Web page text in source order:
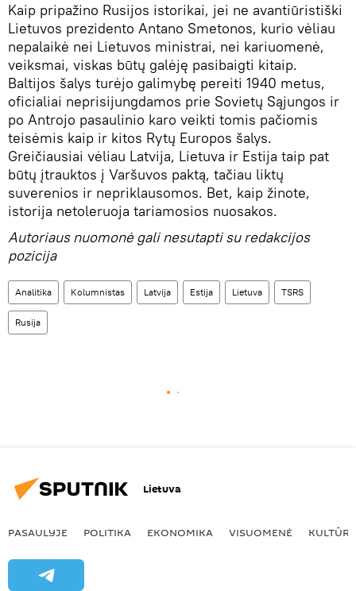
Kaip pripažino Rusijos istorikai, jei ne avantiūristiški
Lietuvos prezidento Antano Smetonos, kurio vėliau
nepalaikė nei Lietuvos ministrai, nei kariuomenė,
veiksmai, viskas būtų galėję pasibaigti kitaip.
Baltijos šalys turėjo galimybę pereiti 1940 metus,
oficialiai neprisijungdamos prie Sovietų Sąjungos ir
po Antrojo pasaulinio karo veikti tomis pačiomis
teisėmis kaip ir kitos Rytų Europos šalys.
Greičiausiai vėliau Latvija, Lietuva ir Estija taip pat
būtų įtrauktos į Varšuvos paktą, tačiau liktų
suverenios ir nepriklausomos. Bet, kaip žinote,
istorija netoleruoja tariamosios nuosakos.
Autoriaus nuomonė gali nesutapti su redakcijos
pozicija
Analitika Kolumnistas Latvija Estija Lietuva TSRS
Rusija
Lietuva
PASAULYJE POLITIKA EKONOMIKA VISUOMENĖ KULTŪRA